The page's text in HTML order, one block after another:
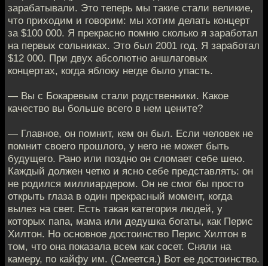
зарабатывали. Это теперь мы такие стали великие,
что приходим и говорим: мы хотим делать концерт
за $100 000. Я прекрасно помню сколько я заработал
на первых сольниках. Это был 2001 год. Я заработал
$12 000. При двух абсолютно аншлаговых
концертах, когда яблоку негде было упасть.
— Вы с Бокаревым стали родственники. Какое
качество вы больше всего в нем цените?
— Главное, он помнит, кем он был. Если человек не
помнит своего прошлого, у него не может быть
будущего. Рано или поздно он сломает себе шею.
Каждый должен четко и ясно себе представлять: он
не родился миллиардером. Он не смог бы просто
открыть глаза в один прекрасный момент, когда
вылез на свет. Есть такая категория людей, у
которых папа, мама или дедушка богаты, как Перис
Хилтон. Но основное достоинство Перис Хилтон в
том, что она показала всем как сосет. Сняли на
камеру, по кайфу им. (Смеется.) Вот ее достоинство.